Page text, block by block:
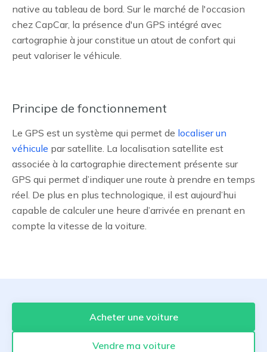
native au tableau de bord. Sur le marché de l'occasion
chez CapCar, la présence d'un GPS intégré avec
cartographie à jour constitue un atout de confort qui
peut valoriser le véhicule.
Principe de fonctionnement
Le GPS est un système qui permet de localiser un
véhicule par satellite. La localisation satellite est
associée à la cartographie directement présente sur
GPS qui permet d’indiquer une route à prendre en temps
réel. De plus en plus technologique, il est aujourd’hui
capable de calculer une heure d’arrivée en prenant en
compte la vitesse de la voiture.
Acheter une voiture
Vendre ma voiture